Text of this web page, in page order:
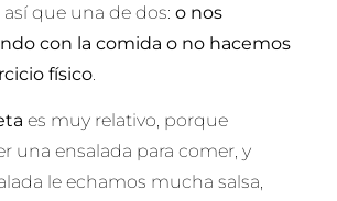
así que una de dos:o nos
con la comida o no hacemos
físico.
es muy relativo, porque
una ensalada para comer, y
le echamos mucha salsa,